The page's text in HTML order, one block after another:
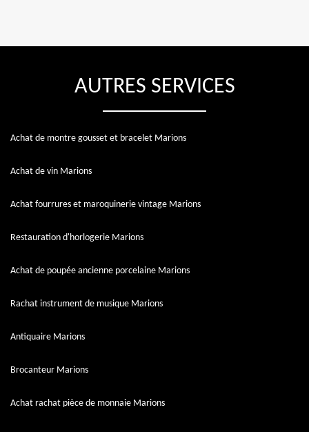
AUTRES SERVICES
Achat de montre gousset et bracelet Marions
Achat de vin Marions
Achat fourrures et maroquinerie vintage Marions
Restauration d'horlogerie Marions
Achat de poupée ancienne porcelaine Marions
Rachat instrument de musique Marions
Antiquaire Marions
Brocanteur Marions
Achat rachat pièce de monnaie Marions